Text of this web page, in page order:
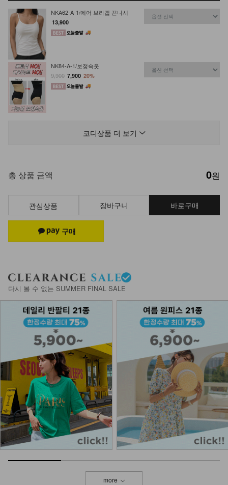
NKA62-A-1/에어 브라캡 끈나시
13,900
NK84-A-1/보정속옷
9,900 7,900 20%
코디상품 더 보기
총 상품 금액 0원
관심상품 장바구니 바로구매
다시 볼 수 없는 SUMMER FINAL SALE
more